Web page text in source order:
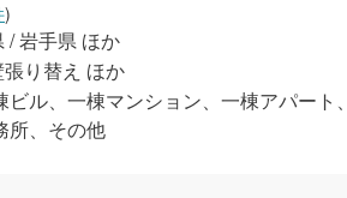
)
/ 岩手県 ほか
り替え ほか
ビル、一棟マンション、一棟アパート
所、その他